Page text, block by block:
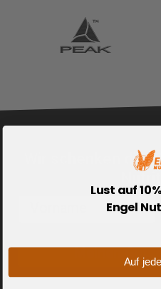
Wir schenken dir
Meinen
Lust auf
Engel
Auf